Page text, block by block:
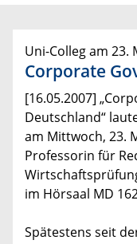
Uni-Colleg am 23.
Corporate
[16.05.2007]
Deutschland“
am Mittwoch, 23.
Professorin für
im Hörsaal MD
Spätestens seit